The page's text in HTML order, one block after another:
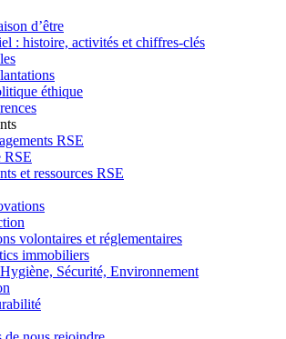
d’être
: histoire, activités et chiffres-clés
éthique
RSE
RSE
et ressources RSE
volontaires et réglementaires
immobiliers
Sécurité, Environnement